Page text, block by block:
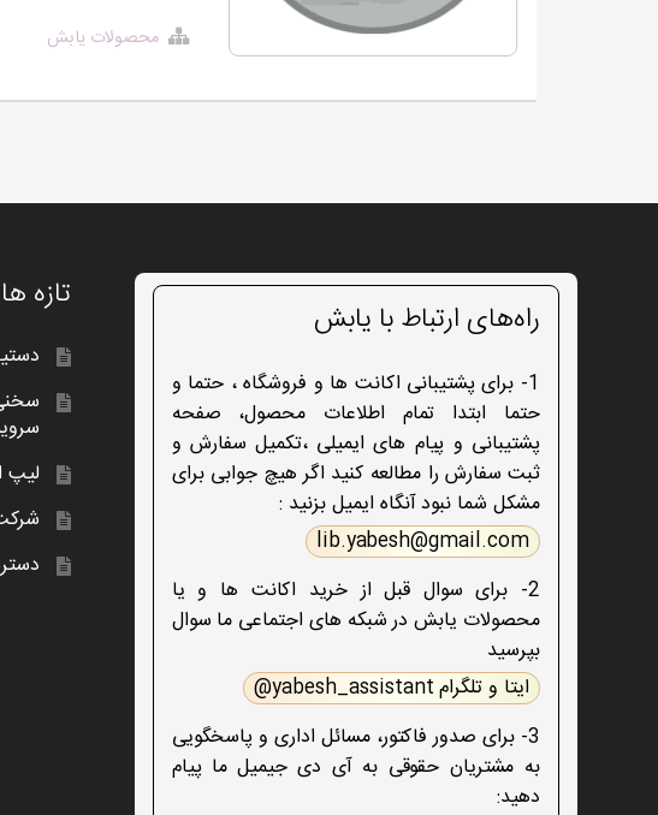
محصولات یابش
راه‌های ارتباط با یابش
1- برای پشتیبانی اکانت ها و فروشگاه ، حتما و
حتما ابتدا تمام اطلاعات محصول، صفحه
پشتیبانی و پیام های ایمیلی ،تکمیل سفارش و
ثبت سفارش را مطالعه کنید اگر هیچ جوابی برای
مشکل شما نبود آنگاه ایمیل بزنید :
lib.yabesh@gmail.com
2- برای سوال قبل از خرید اکانت ها و یا
محصولات یابش در شبکه های اجتماعی ما سوال
بپرسید
ایتا و تلگرام yabesh_assistant@
3- برای صدور فاکتور، مسائل اداری و پاسخگویی
به مشتریان حقوقی به آی دی جیمیل ما پیام
دهید:
تازه ها
لیپ